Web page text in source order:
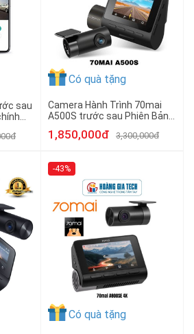
sau
Có quà tặng
Camera Hành Trình 70mai
A500S trước sau Phiên Bản
1,850,000đ 3,300,000đ
-43%
Có quà tặng